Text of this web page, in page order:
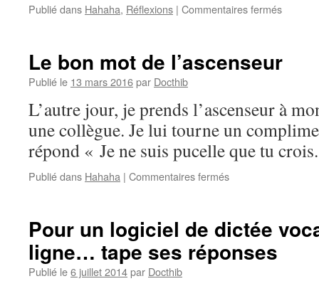
Publié dans Hahaha, Réflexions | Commentaires ferméssur
à
Le bon mot de l’ascenseur
Publié le 13 mars 2016par Docthib
L’autre jour, je prends l’ascenseur à
une collègue. Je lui tourne un
répond « Je ne suis pucelle que tu
Publié dans Hahaha | Commentaires ferméssur
de
l’ascenseur
Pour un logiciel de dictée
ligne… tape ses réponses
Publié le6 juillet 2014par Docthib